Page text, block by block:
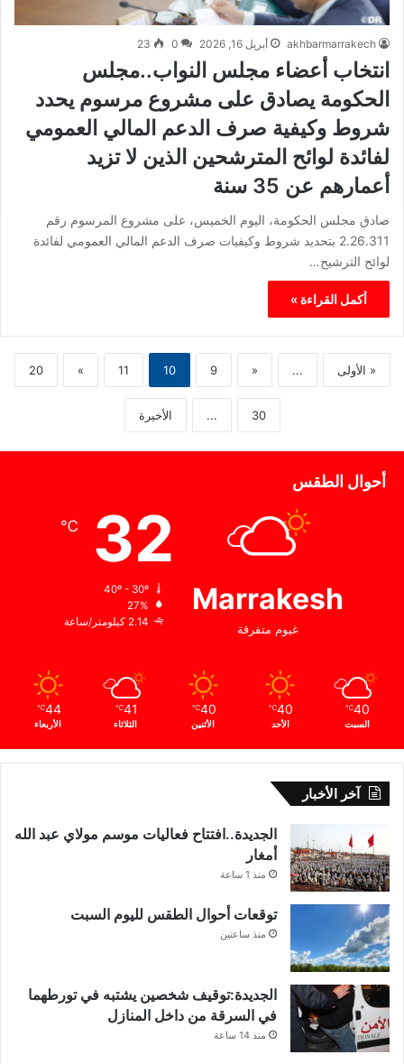
akhbarmarrakech أبريل 16, 2026 0
23
انتخاب أعضاء مجلس النواب..مجلس
الحكومة يصادق على مشروع مرسوم يحدد
شروط وكيفية صرف الدعم المالي العمومي
لفائدة لوائح المترشحين الذين لا تزيد
أعمارهم عن 35 سنة
صادق مجلس الحكومة، اليوم الخميس، على مشروع المرسوم رقم
2.26.311 بتحديد شروط وكيفيات صرف الدعم المالي العمومي لفائدة
لوائح الترشيح…
أكمل القراءة »
« الأولى ...
«
9
10
11
»
20
30
... الأخيرة
أحوال الطقس
Marrakesh
غيوم متفرقة
32
℃
27%
2.14 كيلومتر/ساعة
40
℃
السبت
40
℃
الأحد
40
℃
الأثنين
41
℃
الثلاثاء
44
℃
الأربعاء
آخر الأخبار
الجديدة..افتتاح فعاليات موسم مولاي عبد الله
أمغار
منذ 1 ساعة
توقعات أحوال الطقس لليوم السبت
منذ ساعتين
الجديدة:توقيف شخصين يشتبه في تورطهما
في السرقة من داخل المنازل
منذ 14 ساعة